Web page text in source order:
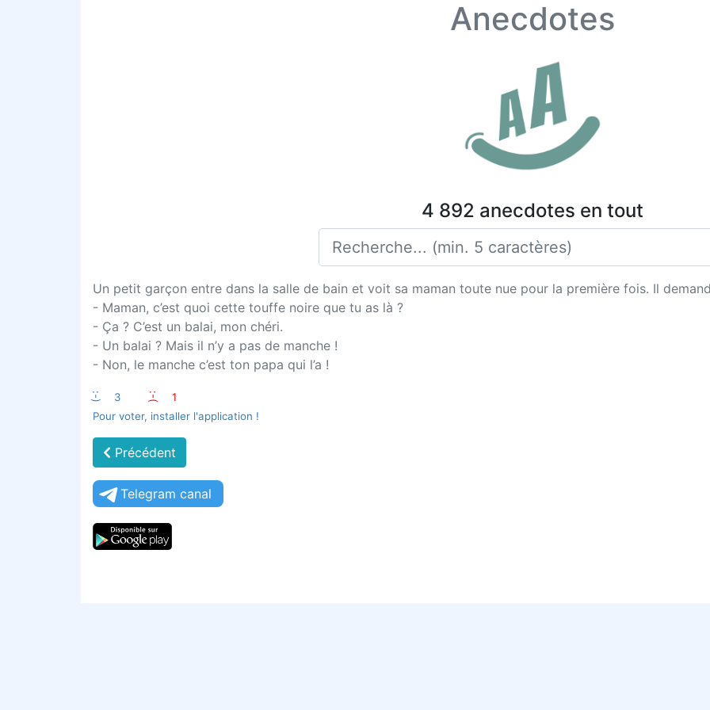
Anecdotes
4 892 anecdotes en tout
Un petit garçon entre dans la salle de bain et voit sa maman toute nue pour la première fois. Il
- Maman, c’est quoi cette touffe noire que tu as là ?
- Ça ? C’est un balai, mon chéri.
- Un balai ? Mais il n’y a pas de manche !
- Non, le manche c’est ton papa qui l’a !
:-) 3 :-(
1
Pour voter, installer l'application !
Précédent
Telegram canal